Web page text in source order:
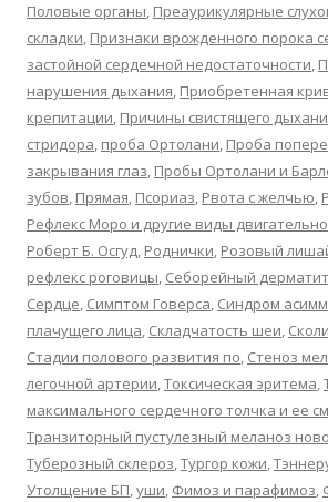
Половые органы, Преаурикулярные
складки, Признаки врожденного порока
застойной сердечной недостаточности,
нарушения дыхания, Приобретенная
крепитации, Причины свистящего
стридора, проба Ортолани, Проба
закрывания глаз, Пробы Ортолани и
зубов, Прямая, Псориаз, Рвота с желчью,
Рефлекс Моро и другие виды
Роберт Б. Осгуд, Роднички, Розовый
рефлекс роговицы, Себорейный
Сердце, Симптом Говерса, Синдром
плачущего лица, Складчатость шеи,
Стадии полового развития по, Стеноз
легочной артерии,Токсическая эритема,
максимального сердечного толчка и ее
Транзиторный пустулезный меланоз
Туберозный склероз,Тургор кожи,
Утолщение БП,уши, Фимоз и парафимоз,